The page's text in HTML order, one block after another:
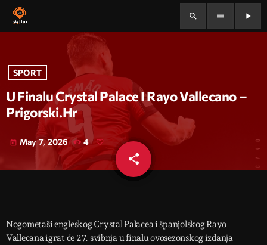
search menu play_arrow
SPORT
U Finalu Crystal Palace I Rayo Vallecano –
Prigorski.hr
today May 7, 2026 4
share
email
Nogometaši engleskog Crystal Palacea i španjolskog Rayo
Vallecana igrat će 27. svibnja u finalu ovosezonskog izdanja